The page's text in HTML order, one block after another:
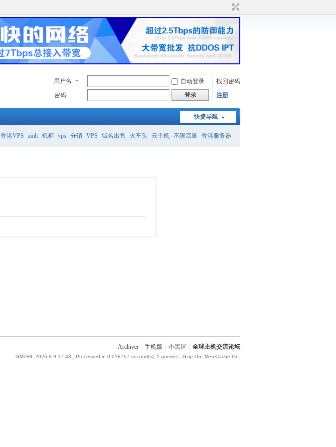
用户名 自动登录
找回密码
密码
登录 注册
快捷导航
香港VPS amh 机柜 vps 分销 VPS 域名出售 火车头 云主机 不限流量 香港服务器
Archiver 手机版 小黑屋 全球主机交流论坛
GMT+8, 2026-8-9 17:43 , Processed in 0.018707 second(s), 1 queries , Gzip On, MemCache On.